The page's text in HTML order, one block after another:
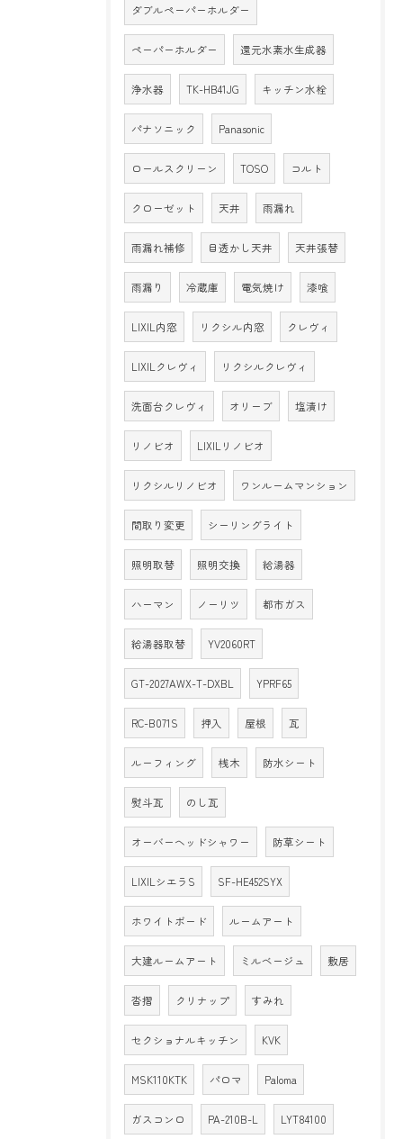
ダブルペーパーホルダー
ペーパーホルダー 還元水素水生成器
浄水器 TK-HB41JG キッチン水栓
パナソニック Panasonic
ロールスクリーン TOSO コルト
クローゼット 天井 雨漏れ
雨漏れ補修 目透かし天井 天井張替
雨漏り 冷蔵庫 電気焼け 漆喰
LIXIL内窓 リクシル内窓 クレヴィ
LIXILクレヴィ リクシルクレヴィ
洗面台クレヴィ オリーブ 塩漬け
リノビオ LIXILリノビオ
リクシルリノビオ ワンルームマンション
間取り変更 シーリングライト
照明取替 照明交換 給湯器
ハーマン ノーリツ 都市ガス
給湯器取替 YV2060RT
GT-2027AWX-T-DXBL YPRF65
RC-B071S 押入 屋根 瓦
ルーフィング 桟木 防水シート
熨斗瓦 のし瓦
オーバーヘッドシャワー 防草シート
LIXILシエラS SF-HE452SYX
ホワイトボード ルームアート
大建ルームアート ミルベージュ 敷居
沓摺 クリナップ すみれ
セクショナルキッチン KVK
MSK110KTK パロマ Paloma
ガスコンロ PA-210B-L LYT84100